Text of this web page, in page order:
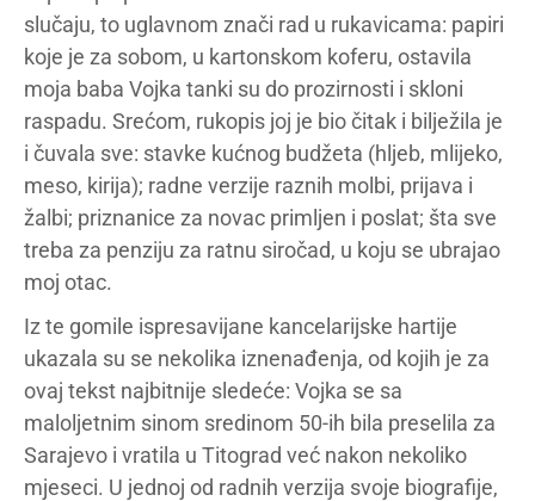
slučaju, to uglavnom znači rad u rukavicama: papiri
koje je za sobom, u kartonskom koferu, ostavila
moja baba Vojka tanki su do prozirnosti i skloni
raspadu. Srećom, rukopis joj je bio čitak i bilježila je
i čuvala sve: stavke kućnog budžeta (hljeb, mlijeko,
meso, kirija); radne verzije raznih molbi, prijava i
žalbi; priznanice za novac primljen i poslat; šta sve
treba za penziju za ratnu siročad, u koju se ubrajao
moj otac.
Iz te gomile ispresavijane kancelarijske hartije
ukazala su se nekolika iznenađenja, od kojih je za
ovaj tekst najbitnije sledeće: Vojka se sa
maloljetnim sinom sredinom 50-ih bila preselila za
Sarajevo i vratila u Titograd već nakon nekoliko
mjeseci. U jednoj od radnih verzija svoje biografije,